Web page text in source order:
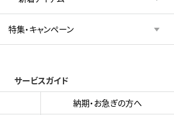
特集・キャンペーン
サービスガイド
納期・お急ぎの方へ